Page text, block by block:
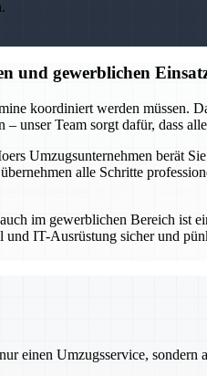
und gewerblichen
koordiniert werden müssen.
unser Team sorgt dafür, dass
Umzugsunternehmen berät
alle Schritte
im gewerblichen Bereich ist
IT-Ausrüstung sicher und
einen Umzugsservice,